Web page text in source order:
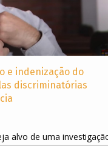
e indenização do
discriminatórias
alvo de uma